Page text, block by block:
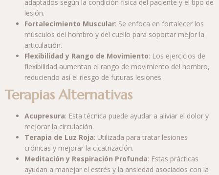
adaptados según la condición física del paciente y el tipo de
lesión.
Fortalecimiento Muscular: Se enfoca en fortalecer los
músculos del hombro y del cuello para soportar mejor la
articulación.
Flexibilidad y Rango de Movimiento: Los ejercicios de
flexibilidad aumentan el rango de movimiento del hombro,
reduciendo así el riesgo de futuras lesiones.
Terapias Alternativas
Acupresura: Esta técnica puede ayudar a aliviar el dolor y
mejorar la circulación.
Terapia de Luz Roja: Utilizada para tratar lesiones
crónicas y mejorar la cicatrización.
Meditación y Respiración Profunda: Estas prácticas
ayudan a manejar el estrés y la ansiedad asociados con la